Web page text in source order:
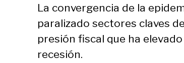
La convergencia de la
paralizado sectores claves
presión fiscal que ha
recesión.